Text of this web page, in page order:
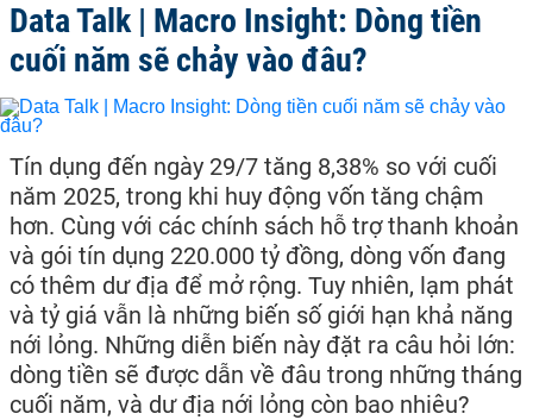
Data Talk | Macro Insight: Dòng tiền
cuối năm sẽ chảy vào đâu?
Tín dụng đến ngày 29/7 tăng 8,38% so với cuối
năm 2025, trong khi huy động vốn tăng chậm
hơn. Cùng với các chính sách hỗ trợ thanh khoản
và gói tín dụng 220.000 tỷ đồng, dòng vốn đang
có thêm dư địa để mở rộng. Tuy nhiên, lạm phát
và tỷ giá vẫn là những biến số giới hạn khả năng
nới lỏng. Những diễn biến này đặt ra câu hỏi lớn:
dòng tiền sẽ được dẫn về đâu trong những tháng
cuối năm, và dư địa nới lỏng còn bao nhiêu?